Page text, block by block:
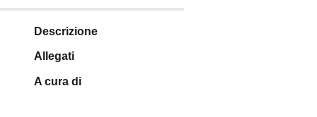
Descrizione
Allegati
A cura di